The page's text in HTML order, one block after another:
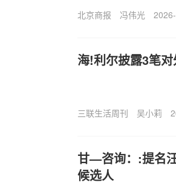
北京商报 冯伟光
海!利尔披露3笔
三联生活周刊 吴小莉
甘—咨询：:提名
候选人